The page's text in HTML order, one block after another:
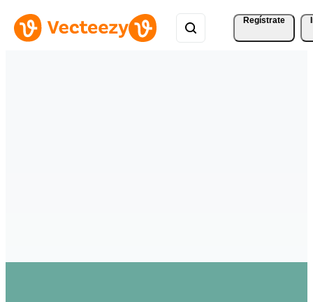
Regístrate